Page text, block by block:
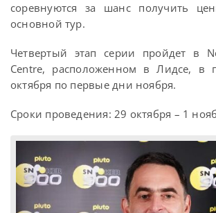
соревнуются за шанс получить
основной тур.
Четвертый этап серии пройдет в
Centre, расположенном в Лидсе, в
октября по первые дни ноября.
Сроки проведения: 29 октября – 1